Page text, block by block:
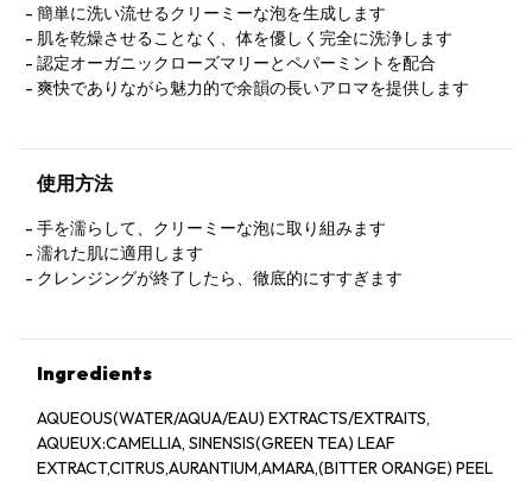
簡単に洗い流せるクリーミーな泡を生成します
肌を乾燥させることなく、体を優しく完全に洗浄します
認定オーガニックローズマリーとペパーミントを配合
爽快でありながら魅力的で余韻の長いアロマを提供します
使用方法
手を濡らして、クリーミーな泡に取り組みます
濡れた肌に適用します
クレンジングが終了したら、徹底的にすすぎます
Ingredients
AQUEOUS(WATER/AQUA/EAU) EXTRACTS/EXTRAITS,
AQUEUX:CAMELLIA, SINENSIS(GREEN TEA) LEAF
EXTRACT,CITRUS,AURANTIUM,AMARA,(BITTER ORANGE) PEEL